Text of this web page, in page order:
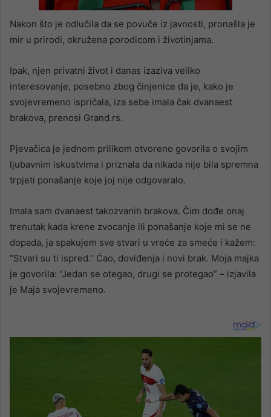
Nakon što je odlučila da se povuče iz javnosti, pronašla je
mir u prirodi, okružena porodicom i životinjama.
Ipak, njen privatni život i danas izaziva veliko
interesovanje, posebno zbog činjenice da je, kako je
svojevremeno ispričala, iza sebe imala čak dvanaest
brakova, prenosi Grand.rs.
Pjevačica je jednom prilikom otvoreno govorila o svojim
ljubavnim iskustvima i priznala da nikada nije bila spremna
trpjeti ponašanje koje joj nije odgovaralo.
Imala sam dvanaest takozvanih brakova. Čim dođe onaj
trenutak kada krene zvocanje ili ponašanje koje mi se ne
dopada, ja spakujem sve stvari u vreće za smeće i kažem:
“Stvari su ti ispred.” Ćao, doviđenja i novi brak. Moja majka
je govorila: “Jedan se otegao, drugi se protegao” – izjavila
je Maja svojevremeno.